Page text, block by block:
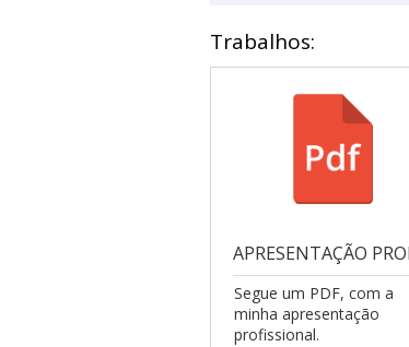
Trabalhos:
Segue um PDF, com a
minha apresentação
profissional.